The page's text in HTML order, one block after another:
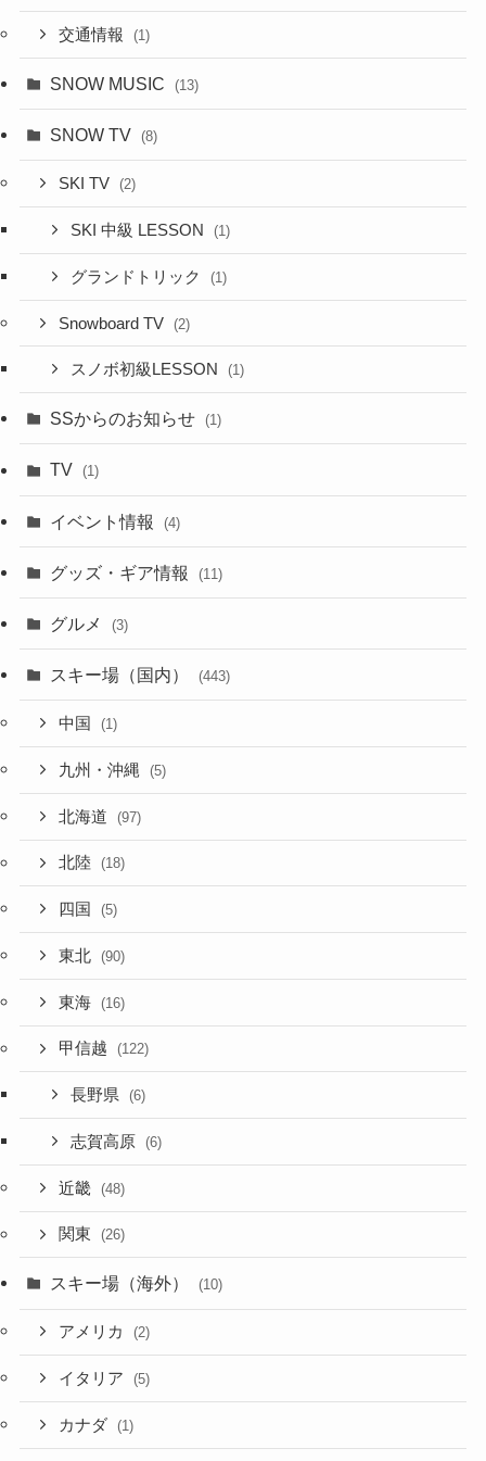
交通情報 (1)
SNOW MUSIC (13)
SNOW TV (8)
SKI TV (2)
SKI 中級 LESSON (1)
グランドトリック (1)
Snowboard TV (2)
スノボ初級LESSON (1)
SSからのお知らせ (1)
TV (1)
イベント情報 (4)
グッズ・ギア情報 (11)
グルメ (3)
スキー場（国内） (443)
中国 (1)
九州・沖縄 (5)
北海道 (97)
北陸 (18)
四国 (5)
東北 (90)
東海 (16)
甲信越 (122)
長野県 (6)
志賀高原 (6)
近畿 (48)
関東 (26)
スキー場（海外） (10)
アメリカ (2)
イタリア (5)
カナダ (1)